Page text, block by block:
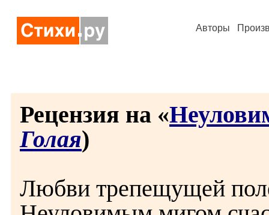
Авторы
Рецензия на «
Голая)
Любви трепещущей